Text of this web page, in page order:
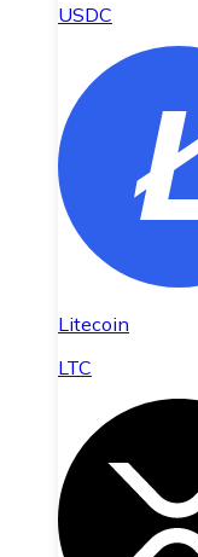
USDC
Litecoin
LTC